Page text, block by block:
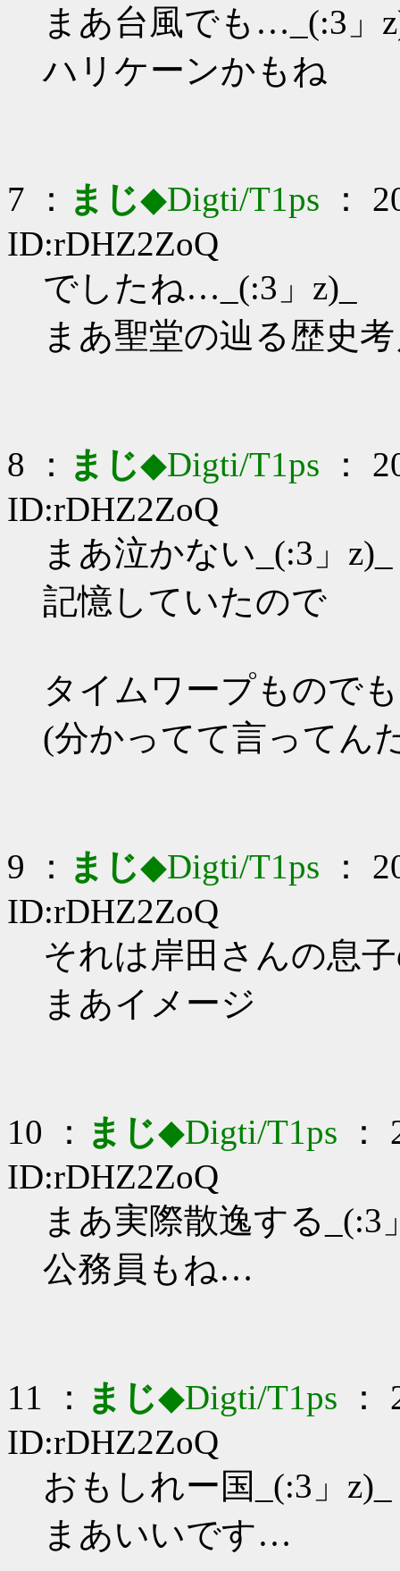
まあ台風でも…_(:3」
ハリケーンかもね
7 ： まじ◆Digti/T1ps ：
ID:rDHZ2ZoQ
でしたね…_(:3」z)_
まあ聖堂の辿る歴史
8 ： まじ◆Digti/T1ps ：
ID:rDHZ2ZoQ
まあ泣かない_(:3」z)_
記憶していたので
タイムワープもので
(分かってて言ってん
9 ： まじ◆Digti/T1ps ：
ID:rDHZ2ZoQ
それは岸田さんの息
まあイメージ
10 ： まじ◆Digti/T1ps ：
ID:rDHZ2ZoQ
まあ実際散逸する_(:3
公務員もね…
11 ： まじ◆Digti/T1ps ：
ID:rDHZ2ZoQ
おもしれー国_(:3」z)_
まあいいです…